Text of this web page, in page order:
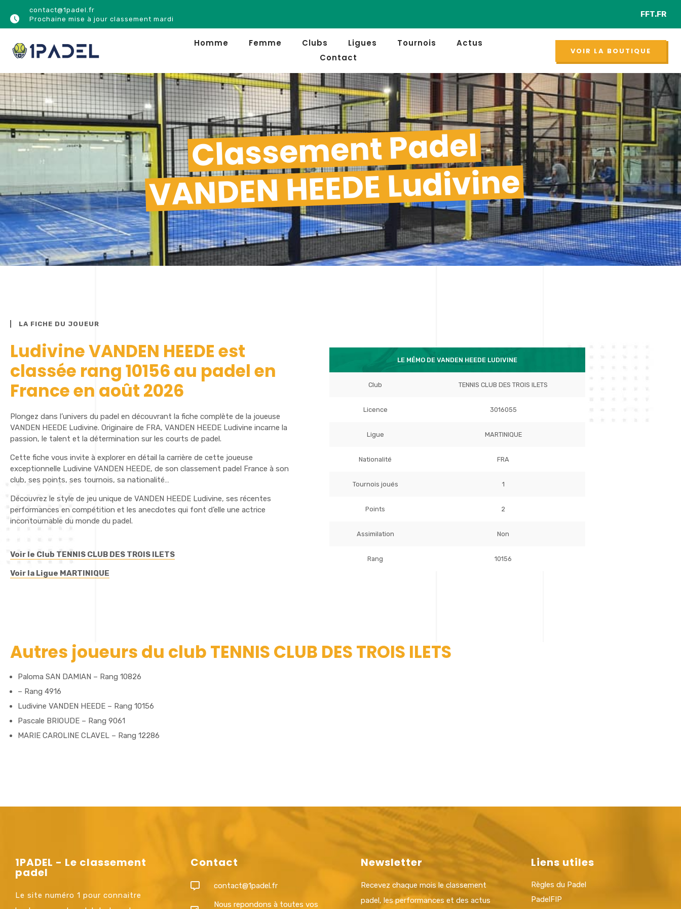
contact@1padel.fr
Prochaine mise à jour classement mardi
NOUVEAUFFT.FR
Homme Femme Clubs Ligues Tournois
Actus
Contact
VOIR LA BOUTIQUE
Classement Padel
VANDEN HEEDE Ludivine
LA FICHE DU JOUEUR
Ludivine VANDEN HEEDE est
classée rang 10156 au padel en
France en août 2026
Plongez dans l’univers du padel en découvrant la fiche complète de la joueuse
VANDEN HEEDE Ludivine. Originaire de FRA, VANDEN HEEDE Ludivine incarne la
passion, le talent et la détermination sur les courts de padel.
Cette fiche vous invite à explorer en détail la carrière de cette joueuse
exceptionnelle Ludivine VANDEN HEEDE, de son classement padel France à son
club, ses points, ses tournois, sa nationalité…
Découvrez le style de jeu unique de VANDEN HEEDE Ludivine, ses récentes
performances en compétition et les anecdotes qui font d’elle une actrice
incontournable du monde du padel.
Voir le Club TENNIS CLUB DES TROIS ILETS
Voir la Ligue MARTINIQUE
LE MÉMO DE VANDEN HEEDE LUDIVINE
Club TENNIS CLUB DES TROIS ILETS
Licence 3016055
Ligue MARTINIQUE
Nationalité FRA
Tournois joués 1
Points 2
Assimilation Non
Rang 10156
Autres joueurs du club TENNIS CLUB DES TROIS ILETS
Paloma SAN DAMIAN – Rang 10826
– Rang 4916
Ludivine VANDEN HEEDE – Rang 10156
Pascale BRIOUDE – Rang 9061
MARIE CAROLINE CLAVEL – Rang 12286
1PADEL - Le classement
padel
Le site numéro 1 pour connaitre
Contact
contact@1padel.fr
Nous repondons à toutes vos
Newsletter
Recevez chaque mois le classement
padel, les performances et des actus
Liens utiles
Règles du Padel
PadelFIP